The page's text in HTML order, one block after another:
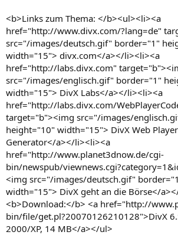
<b>Links zum Thema: </b><ul><li><a
href="http://www.divx.com/?lang=de"
src="/images/deutsch.gif" border="1"
width="15"> divx.com</a></li><li><a
href="http://labs.divx.com"
src="/images/englisch.gif" border="1"
width="15"> DivX Labs</a></li><li><a
href="http://labs.divx.com/
target="b"><img src="/images/
height="10" width="15"> DivX Web
Generator</a></li><li><a
href="http://www.planet3dnow.de/cgi-
bin/newspub/
<img src="/images/deutsch.gif"
width="15"> DivX geht an die Börse</
<b>Download:</b> <a href="http://
bin/file/get.pl?20070126210128">DivX
2000/XP, 14 MB</a></ul>